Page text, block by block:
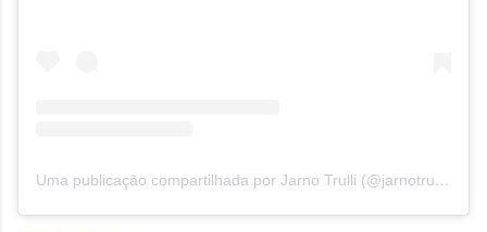
Uma publicação compartilhada por Jarno Trulli (@jarnotrulliofficial)